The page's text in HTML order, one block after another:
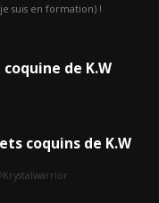
suis en formation) !
de K.W
coquins de K.W